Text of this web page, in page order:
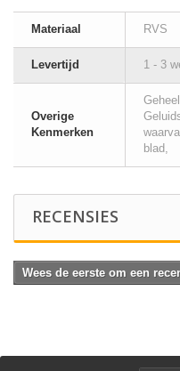
Materiaal RVS
Levertijd 1 - 3
Overige
Kenmerken
blad,
RECENSIES
Wees de eerste om een